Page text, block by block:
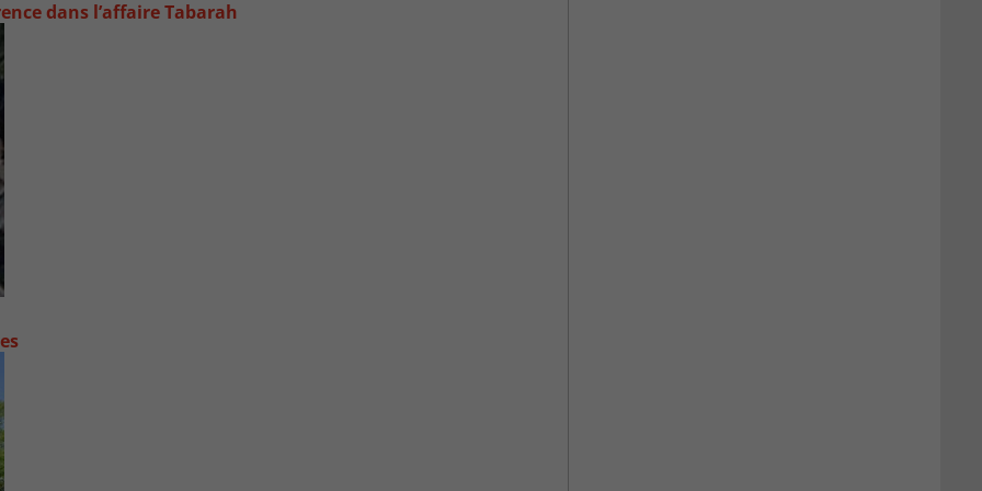
dans l’affaire Tabarah
les fortes pluies